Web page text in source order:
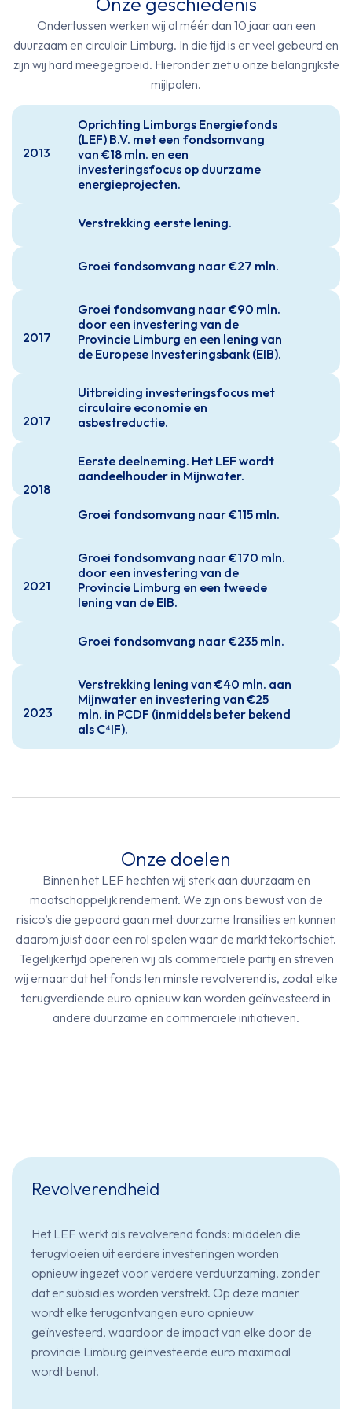
Ondertussen werken wij al méér dan 10 jaar aan een
duurzaam en circulair Limburg. In die tijd is er veel gebeurd en
zijn wij hard meegegroeid. Hieronder ziet u onze belangrijkste
mijlpalen.
2013
Oprichting Limburgs Energiefonds
(LEF) B.V. met een fondsomvang
van €18 mln. en een
investeringsfocus op duurzame
energieprojecten.
Verstrekking eerste lening.
Groei fondsomvang naar €27 mln.
2017
Groei fondsomvang naar €90 mln.
door een investering van de
Provincie Limburg en een lening van
de Europese Investeringsbank (EIB).
2017
Uitbreiding investeringsfocus met
circulaire economie en
asbestreductie.
2018
Eerste deelneming. Het LEF wordt
aandeelhouder in Mijnwater.
Groei fondsomvang naar €115 mln.
2021
Groei fondsomvang naar €170 mln.
door een investering van de
Provincie Limburg en een tweede
lening van de EIB.
Groei fondsomvang naar €235 mln.
2023
Verstrekking lening van €40 mln. aan
Mijnwater en investering van €25
mln. in PCDF (inmiddels beter bekend
als C⁴IF).
Onze doelen
Binnen het LEF hechten wij sterk aan duurzaam en
maatschappelijk rendement. We zijn ons bewust van de
risico’s die gepaard gaan met duurzame transities en kunnen
daarom juist daar een rol spelen waar de markt tekortschiet.
Tegelijkertijd opereren wij als commerciële partij en streven
wij ernaar dat het fonds ten minste revolverend is, zodat elke
terugverdiende euro opnieuw kan worden geïnvesteerd in
andere duurzame en commerciële initiatieven.
Revolverendheid
Het LEF werkt als revolverend fonds: middelen die
terugvloeien uit eerdere investeringen worden
opnieuw ingezet voor verdere verduurzaming, zonder
dat er subsidies worden verstrekt. Op deze manier
wordt elke terugontvangen euro opnieuw
geïnvesteerd, waardoor de impact van elke door de
provincie Limburg geïnvesteerde euro maximaal
wordt benut.